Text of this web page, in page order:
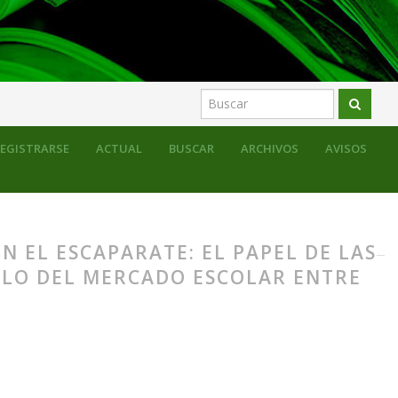
ACTUAL BUSCAR ARCHIVOS AVISOS
mercado escolar entre los siglos XIX y XX
EL ESCAPARATE: EL PAPEL DE LAS
DEL MERCADO ESCOLAR ENTRE